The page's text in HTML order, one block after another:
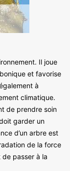
Il joue
et favorise
à
climatique.
de prendre soin
garder un
d’un arbre est
de la force
passer à la